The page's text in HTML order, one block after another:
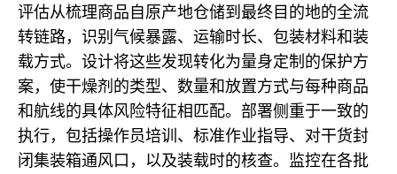
评估从梳理商品自原产地仓储到最终目的地的全流
转链路，识别气候暴露、运输时长、包装材料和装
载方式。设计将这些发现转化为量身定制的保护方
案，使干燥剂的类型、数量和放置方式与每种商品
和航线的具体风险特征相匹配。部署侧重于一致的
执行，包括操作员培训、标准作业指导、对干货封
闭集装箱通风口，以及装载时的核查。监控在各批